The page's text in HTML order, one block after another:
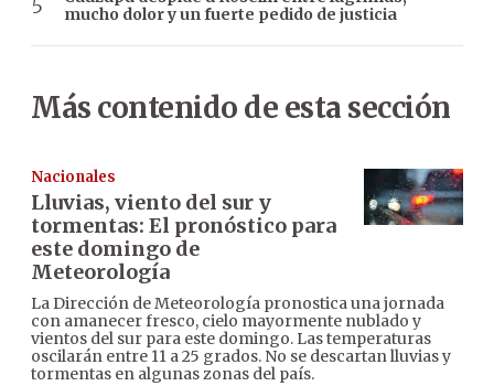
mucho dolor y un fuerte pedido de justicia
Más contenido de esta sección
Nacionales
Lluvias, viento del sur y
tormentas: El pronóstico para
este domingo de
Meteorología
La Dirección de Meteorología pronostica una jornada
con amanecer fresco, cielo mayormente nublado y
vientos del sur para este domingo. Las temperaturas
oscilarán entre 11 a 25 grados. No se descartan lluvias y
tormentas en algunas zonas del país.